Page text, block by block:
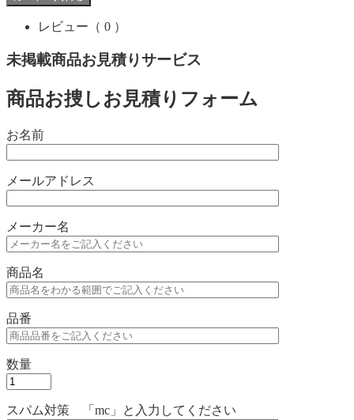
レビュー （ 0 ）
未掲載商品お見積りサービス
商品お捜しお見積りフォーム
お名前
メールアドレス
メーカー名
商品名
品番
数量
スパム対策 「mc」と入力してください